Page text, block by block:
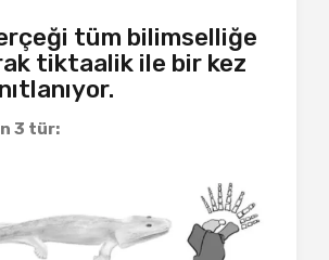
tüm bilimselliğe
tiktaalik ile bir kez
3 tür: